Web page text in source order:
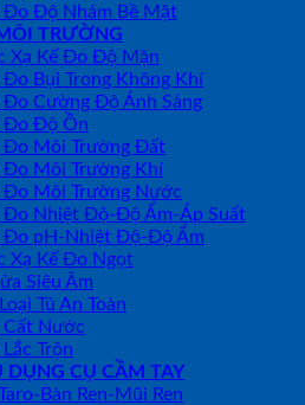
Đo Độ Nhám Bề Mặt
TRƯỜNG
Xạ Kế Đo Độ Mặn
Đo Bụi Trong Không Khí
Đo Cường Độ Ánh Sáng
Đo Độ Ồn
Đo Môi Trường Đất
Đo Môi Trường Khí
Đo Môi Trường Nước
Đo Nhiệt Độ-Độ Ẩm-Áp Suất
Đo pH-Nhiệt Độ-Độ Ẩm
Xạ Kế Đo Ngọt
Siêu Âm
Tủ An Toàn
Cất Nước
Trộn
DỤNG CỤ CẦM TAY
Bàn Ren-Mũi Ren